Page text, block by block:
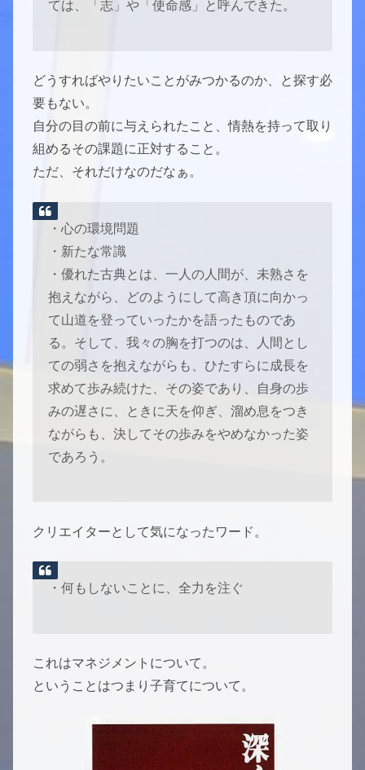
ては、「志」や「使命感」と呼んできた。
どうすればやりたいことがみつかるのか、と探す必
要もない。
自分の目の前に与えられたこと、情熱を持って取り
組めるその課題に正対すること。
ただ、それだけなのだなぁ。
・心の環境問題
・新たな常識
・優れた古典とは、一人の人間が、未熟さを
抱えながら、どのようにして高き頂に向かっ
て山道を登っていったかを語ったものであ
る。そして、我々の胸を打つのは、人間とし
ての弱さを抱えながらも、ひたすらに成長を
求めて歩み続けた、その姿であり、自身の歩
みの遅さに、ときに天を仰ぎ、溜め息をつき
ながらも、決してその歩みをやめなかった姿
であろう。
クリエイターとして気になったワード。
・何もしないことに、全力を注ぐ
これはマネジメントについて。
ということはつまり子育てについて。